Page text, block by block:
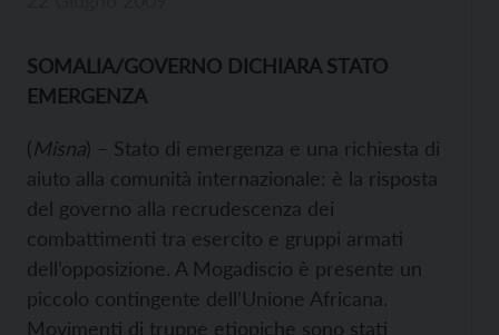
SOMALIA/GOVERNO DICHIARA STATO
EMERGENZA
(Misna) – Stato di emergenza e una richiesta di
aiuto alla comunità internazionale: è la risposta
del governo alla recrudescenza dei
combattimenti tra esercito e gruppi armati
dell’opposizione. A Mogadiscio è presente un
piccolo contingente dell’Unione Africana.
Movimenti di truppe etiopiche sono stati